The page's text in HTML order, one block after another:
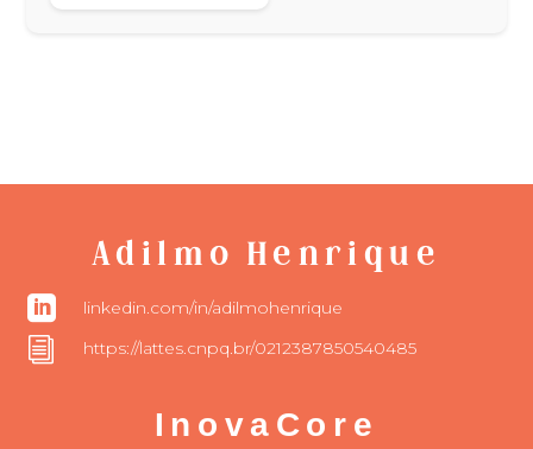
Adilmo Henrique
 linkedin.com/in/adilmohenrique
i https://lattes.cnpq.br/0212387850540485
InovaCore